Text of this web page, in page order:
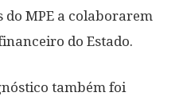
MPE a colaborarem
do Estado.
também foi